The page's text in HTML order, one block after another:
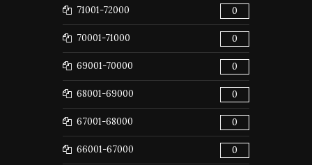
71001-72000 0
70001-71000 0
69001-70000 0
68001-69000 0
67001-68000 0
66001-67000 0